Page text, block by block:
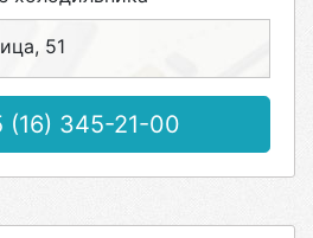
51
(16) 345-21-00